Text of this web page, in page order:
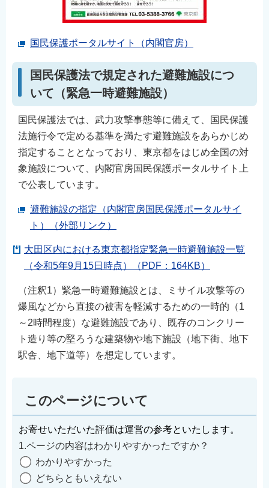
国民保護ポータルサイト（内閣官房）
国民保護法で規定された避難施設につ
いて（緊急一時避難施設）
国民保護法では、武力攻撃事態等に備えて、国民保護
法施行令で定める基準を満たす避難施設をあらかじめ
指定することとなっており、東京都をはじめ全国の対
象施設について、内閣官房国民保護ポータルサイト上
で公表しています。
避難施設の指定（内閣官房国民保護ポータルサイ
ト）（外部リンク）
大田区内における東京都指定緊急一時避難施設一覧
（令和5年9月15日時点）（PDF：164KB）
（注釈1）緊急一時避難施設とは、ミサイル攻撃等の
爆風などから直接の被害を軽減するための一時的（1
～2時間程度）な避難施設であり、既存のコンクリー
ト造り等の堅ろうな建築物や地下施設（地下街、地下
駅舎、地下道等）を想定しています。
このページについて
お寄せいただいた評価は運営の参考といたします。
1.ページの内容はわかりやすかったですか？
わかりやすかった
どちらともいえない